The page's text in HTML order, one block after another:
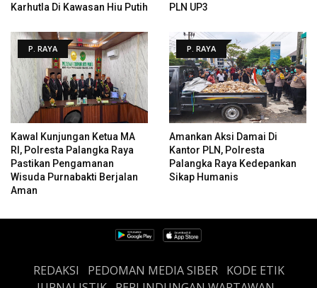
Karhutla Di Kawasan Hiu Putih
PLN UP3
P. RAYA
Kawal Kunjungan Ketua MA
RI, Polresta Palangka Raya
Pastikan Pengamanan
Wisuda Purnabakti Berjalan
Aman
P. RAYA
Amankan Aksi Damai Di
Kantor PLN, Polresta
Palangka Raya Kedepankan
Sikap Humanis
REDAKSI PEDOMAN MEDIA SIBER
KODE ETIK